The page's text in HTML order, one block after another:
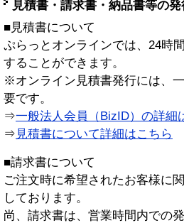
見積書・請求書・納品書等の
■見積書について
ぷらっとオンラインでは、24時
することができます。
※オンライン見積書発行には、
要です。
⇒一般法人会員（BizID）の詳細
⇒ 見積書について詳細はこちら
■請求書について
ご注文時に希望されたお客様に
しております。
尚、請求書は、営業時間内での